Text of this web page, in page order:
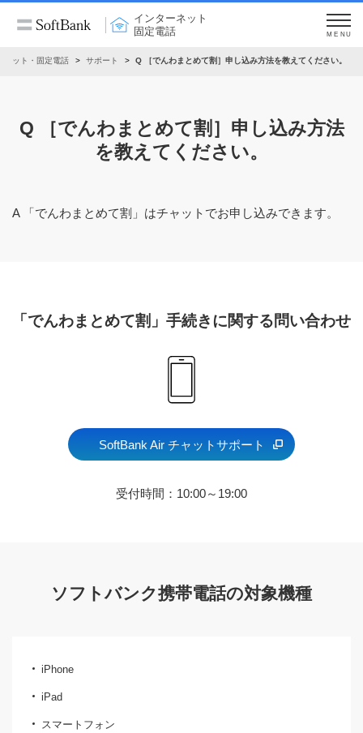
インターネット
固定電話
MENU
ネット・固定電話 サポート Q ［でんわまとめて割］申し込み方法を教えてください。
Q ［でんわまとめて割］申し込み方法
を教えてください。
A 「でんわまとめて割」はチャットでお申し込みできます。
「でんわまとめて割」手続きに関する問い合わせ
SoftBank Air チャットサポート
受付時間：10:00～19:00
ソフトバンク携帯電話の対象機種
iPhone
iPad
スマートフォン